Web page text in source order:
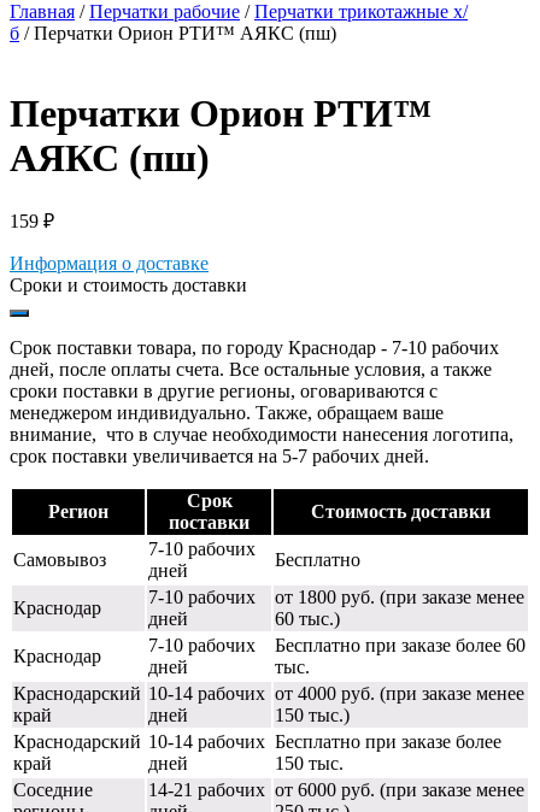
Главная /Перчатки рабочие /Перчатки трикотажные х/
б / Перчатки Орион РТИ™ АЯКС (пш)
Перчатки Орион РТИ™
АЯКС (пш)
159 ₽
Информация о доставке
Сроки и стоимость доставки
Срок поставки товара, по городу Краснодар - 7-10 рабочих
дней, после оплаты счета. Все остальные условия, а также
сроки поставки в другие регионы, оговариваются с
менеджером индивидуально. Также, обращаем ваше
внимание, что в случае необходимости нанесения логотипа,
срок поставки увеличивается на 5-7 рабочих дней.
Регион
Срок
поставки
Стоимость доставки
Самовывоз
7-10 рабочих
дней
Бесплатно
Краснодар
7-10 рабочих
дней
от 1800 руб. (при заказе менее
60 тыс.)
Краснодар
7-10 рабочих
дней
Бесплатно при заказе более 60
тыс.
Краснодарский
край
10-14 рабочих
дней
от 4000 руб. (при заказе менее
150 тыс.)
Краснодарский
край
10-14 рабочих
дней
Бесплатно при заказе более
150 тыс.
Соседние
14-21 рабочих от 6000 руб. (при заказе менее